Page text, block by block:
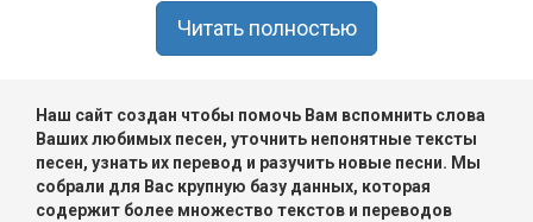
Читать полностью
Наш сайт создан чтобы помочь Вам вспомнить слова
Ваших любимых песен, уточнить непонятные тексты
песен, узнать их перевод и разучить новые песни. Мы
собрали для Вас крупную базу данных, которая
содержит более множество текстов и переводов